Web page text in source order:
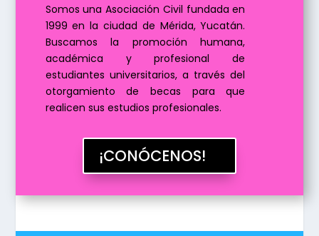
Somos una Asociación Civil fundada en
1999 en la ciudad de Mérida, Yucatán.
Buscamos la promoción humana,
académica y profesional de
estudiantes universitarios, a través del
otorgamiento de becas para que
realicen sus estudios profesionales.
¡CONÓCENOS!